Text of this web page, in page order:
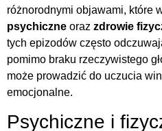
różnorodnymi objawami, które
psychiczne oraz zdrowie
tych epizodów często
pomimo braku rzeczywistego
może prowadzić do uczucia
emocjonalne.
Psychiczne i